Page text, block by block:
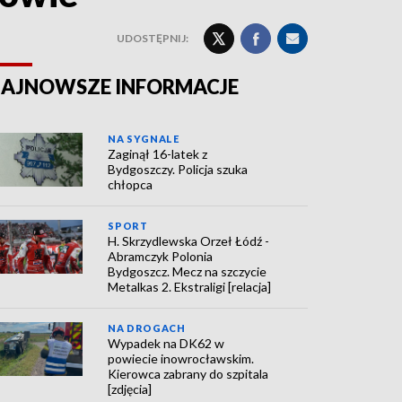
UDOSTĘPNIJ:
INFORMACJE
NA SYGNALE
Zaginął 16-latek z
Bydgoszczy. Policja szuka
chłopca
SPORT
H. Skrzydlewska Orzeł Łódź -
Abramczyk Polonia
Bydgoszcz. Mecz na szczycie
Metalkas 2. Ekstraligi [relacja]
NA DROGACH
Wypadek na DK62 w
powiecie inowrocławskim.
Kierowca zabrany do szpitala
[zdjęcia]